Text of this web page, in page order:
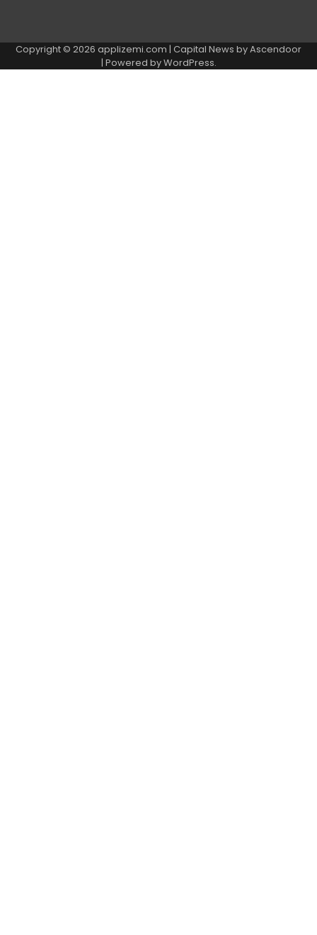
Copyright © 2026 applizemi.com | Capital News byAscendoor
| Powered byWordPress.